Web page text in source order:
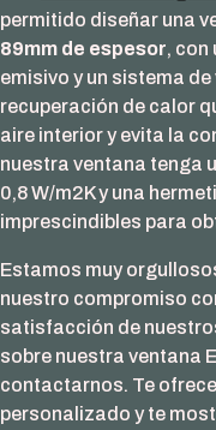
permitido diseñar una
89mm de espesor, con
emisivo y un sistema
recuperación de calor
aire interior y evita la
nuestra ventana tenga
0,8 W/m2K y una
imprescindibles para
Estamos muy
nuestro compromiso
satisfacción de
sobre nuestra ventana
contactarnos. Te
personalizado y te